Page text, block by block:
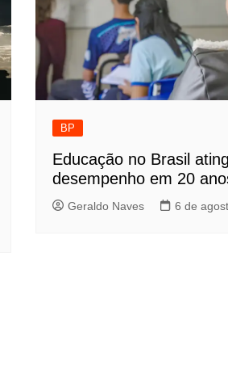
BP
Educação no Brasil
desempenho em 20
Geraldo Naves 6 de